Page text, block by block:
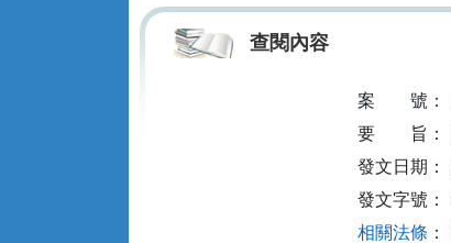
查閱內容
案 號：
要
旨：
發文日期：
發文字號：
相關法條 ：